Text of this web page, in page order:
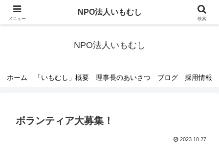
千葉県柏市のNPO法人です～すべての人々が豊かな可能性を開花し社会参加す
NPO法人いもむし
ホーム 「いもむし」概要 理事長のあいさつ ブログ 採用情報
ボランティア大募集！
2023.10.27
メニュー
NPO法人いもむし
検索